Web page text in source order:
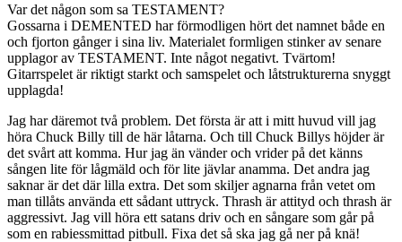
Var det någon som sa TESTAMENT?
Gossarna i DEMENTED har förmodligen hört det namnet både en
och fjorton gånger i sina liv. Materialet formligen stinker av senare
upplagor av TESTAMENT. Inte något negativt. Tvärtom!
Gitarrspelet är riktigt starkt och samspelet och låtstrukturerna snyggt
upplagda!
Jag har däremot två problem. Det första är att i mitt huvud vill jag
höra Chuck Billy till de här låtarna. Och till Chuck Billys höjder är
det svårt att komma. Hur jag än vänder och vrider på det känns
sången lite för lågmäld och för lite jävlar anamma. Det andra jag
saknar är det där lilla extra. Det som skiljer agnarna från vetet om
man tillåts använda ett sådant uttryck. Thrash är attityd och thrash är
aggressivt. Jag vill höra ett satans driv och en sångare som går på
som en rabiessmittad pitbull. Fixa det så ska jag gå ner på knä!